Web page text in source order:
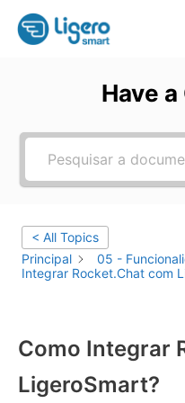
Pular
Have
< All Topics
Principal
05 -
Integrar Rocket.Chat com
Como Integrar
LigeroSmart?